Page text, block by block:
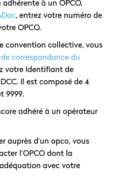
à un OPCO,
, entrez votre numéro de
OPCO.
convention collective, vous
correspondance du
votre Identifiant de
Il est composé de 4
9999.
adhéré à un opérateur
auprès d’un opco, vous
l’OPCO dont la
avec votre